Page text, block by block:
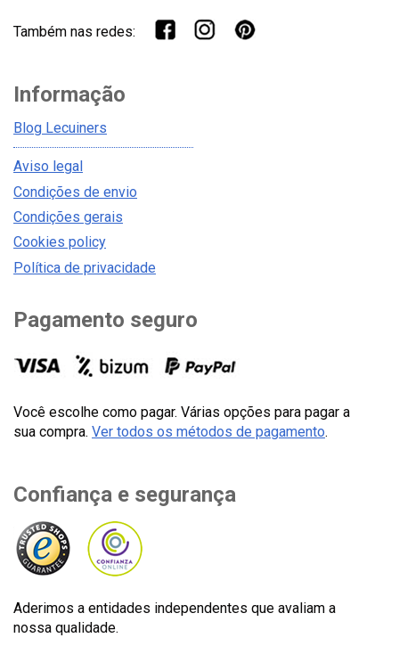
Também nas redes:
Informação
Blog Lecuiners
Aviso legal
Condições de envio
Condições gerais
Cookies policy
Política de privacidade
Pagamento seguro
Você escolhe como pagar. Várias opções para pagar a
sua compra. Ver todos os métodos de pagamento.
Confiança e segurança
Aderimos a entidades independentes que avaliam a
nossa qualidade.